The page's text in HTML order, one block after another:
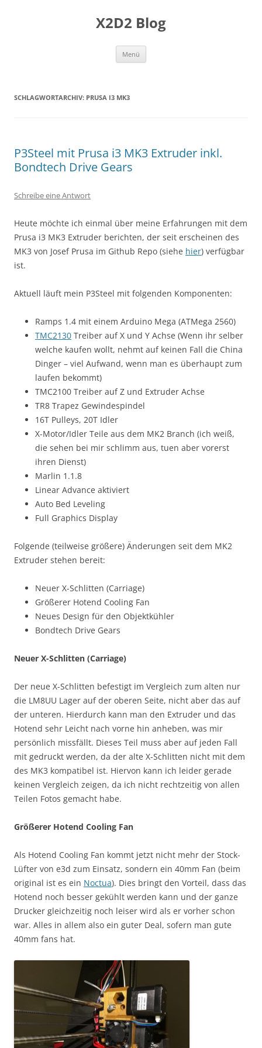
X2D2 Blog
Menü
SCHLAGWORTARCHIV: PRUSA I3 MK3
P3Steel mit Prusa i3 MK3 Extruder inkl.
Bondtech Drive Gears
Schreibe eine Antwort
Heute möchte ich einmal über meine Erfahrungen mit dem
Prusa i3 MK3 Extruder berichten, der seit erscheinen des
MK3 von Josef Prusa im Github Repo (siehe hier) verfügbar
ist.
Aktuell läuft mein P3Steel mit folgenden Komponenten:
Ramps 1.4 mit einem Arduino Mega (ATMega 2560)
TMC2130 Treiber auf X und Y Achse (Wenn ihr selber
welche kaufen wollt, nehmt auf keinen Fall die China
Dinger – viel Aufwand, wenn man es überhaupt zum
laufen bekommt)
TMC2100 Treiber auf Z und Extruder Achse
TR8 Trapez Gewindespindel
16T Pulleys, 20T Idler
X-Motor/Idler Teile aus dem MK2 Branch (ich weiß,
die sehen bei mir schlimm aus, tuen aber vorerst
ihren Dienst)
Marlin 1.1.8
Linear Advance aktiviert
Auto Bed Leveling
Full Graphics Display
Folgende (teilweise größere) Änderungen seit dem MK2
Extruder stehen bereit:
Neuer X-Schlitten (Carriage)
Größerer Hotend Cooling Fan
Neues Design für den Objektkühler
Bondtech Drive Gears
Neuer X-Schlitten (Carriage)
Der neue X-Schlitten befestigt im Vergleich zum alten nur
die LM8UU Lager auf der oberen Seite, nicht aber das auf
der unteren. Hierdurch kann man den Extruder und das
Hotend sehr Leicht nach vorne hin anheben, was mir
persönlich missfällt. Dieses Teil muss aber auf jeden Fall
mit gedruckt werden, da der alte X-Schlitten nicht mit dem
des MK3 kompatibel ist. Hiervon kann ich leider gerade
keinen Vergleich zeigen, da ich nicht rechtzeitig von allen
Teilen Fotos gemacht habe.
Größerer Hotend Cooling Fan
Als Hotend Cooling Fan kommt jetzt nicht mehr der Stock-
Lüfter von e3d zum Einsatz, sondern ein 40mm Fan (beim
original ist es ein Noctua). Dies bringt den Vorteil, dass das
Hotend noch besser gekühlt werden kann und der ganze
Drucker gleichzeitig noch leiser wird als er vorher schon
war. Alles in allem also ein guter Deal, sofern man gute
40mm fans hat.